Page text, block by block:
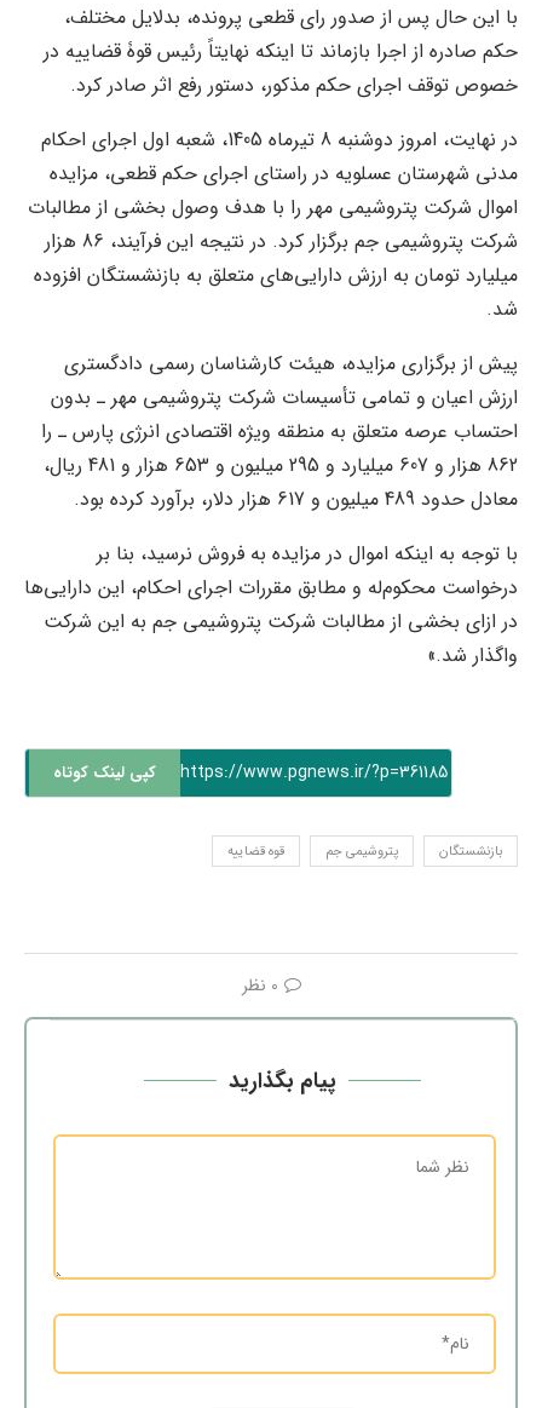
با این حال پس از صدور رای قطعی پرونده، بدلایل مختلف،
حکم صادره از اجرا بازماند تا اینکه نهایتاً رئیس قوۀ قضاییه در
خصوص توقف اجرای حکم مذکور، دستور رفع اثر صادر کرد.
در نهایت، امروز دوشنبه 8 تیرماه 1405، شعبه اول اجرای احکام
مدنی شهرستان عسلویه در راستای اجرای حکم قطعی، مزایده
اموال شرکت پتروشیمی مهر را با هدف وصول بخشی از مطالبات
شرکت پتروشیمی جم برگزار کرد. در نتیجه این فرآیند، 86 هزار
میلیارد تومان به ارزش دارایی‌های متعلق به بازنشستگان افزوده
شد.
پیش از برگزاری مزایده، هیئت کارشناسان رسمی دادگستری
ارزش اعیان و تمامی تأسیسات شرکت پتروشیمی مهر ـ بدون
احتساب عرصه متعلق به منطقه ویژه اقتصادی انرژی پارس ـ را
862 هزار و 607 میلیارد و 295 میلیون و 653 هزار و 481 ریال،
معادل حدود 489 میلیون و 617 هزار دلار، برآورد کرده بود.
با توجه به اینکه اموال در مزایده به فروش نرسید، بنا بر
درخواست محکوم‌له و مطابق مقررات اجرای احکام، این دارایی‌ها
در ازای بخشی از مطالبات شرکت پتروشیمی جم به این شرکت
واگذار شد.»
https://www.pgnews.ir/?p=361185 کپی لینک کوتاه
بازنشستگان پتروشیمی جم قوه قضاييه
0 نظر
پیام بگذارید